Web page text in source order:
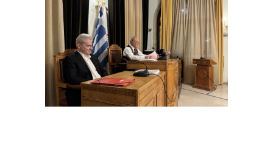
2013
2012
2011
2010
2006